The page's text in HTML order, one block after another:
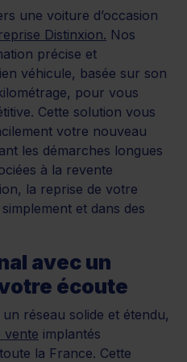
une voiture d’occasion
Distinxion. Nos
précise et
véhicule, basée sur son
pour vous
Cette solution vous
votre nouveau
les démarches longues
à la revente
la reprise de votre
et dans des
avec un
écoute
réseau solide et étendu,
vente implantés
la France. Cette